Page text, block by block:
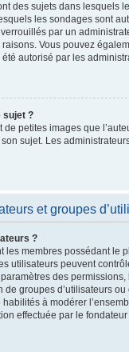
des sujets dans lesquels
les sondages sont
par un
Vous pouvez
autorisé par les
sujet ?
de petites images que
sujet. Les
et groupes
?
les membres possédant le
utilisateurs peuvent
des
de groupes d’utilisateurs
à modérer
effectuée par le